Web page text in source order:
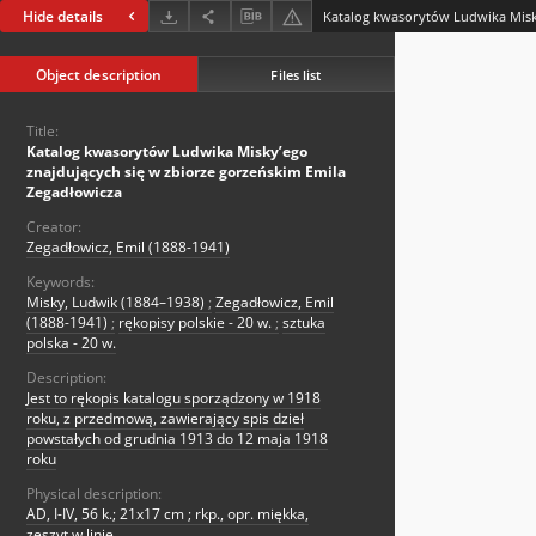
Hide details
Object description Files list
Title:
Katalog kwasorytów Ludwika Misky’ego
znajdujących się w zbiorze gorzeńskim Emila
Zegadłowicza
Creator:
Zegadłowicz, Emil (1888-1941)
Keywords:
Misky, Ludwik (1884–1938) ; Zegadłowicz, Emil
(1888-1941) ; rękopisy polskie - 20 w. ; sztuka
polska - 20 w.
Description:
Jest to rękopis katalogu sporządzony w 1918
roku, z przedmową, zawierający spis dzieł
powstałych od grudnia 1913 do 12 maja 1918
roku
Physical description:
AD, I-IV, 56 k.; 21x17 cm ; rkp., opr. miękka,